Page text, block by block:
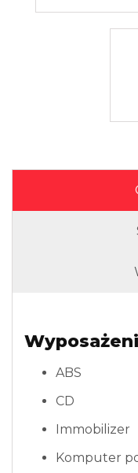
ABS
CD
Immobilizer
Komputer